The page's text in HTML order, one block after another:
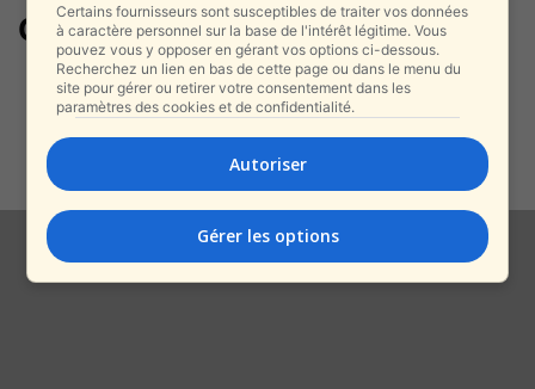
ChatGPT
Netanyahou tacle ChatGPT en
direct et défend l’intelligence
israélienne
alxprss_sab - 13 août 2025
Certains fournisseurs sont susceptibles de traiter vos données
à caractère personnel sur la base de l'intérêt légitime. Vous
pouvez vous y opposer en gérant vos options ci-dessous.
Recherchez un lien en bas de cette page ou dans le menu du
site pour gérer ou retirer votre consentement dans les
paramètres des cookies et de confidentialité.
Autoriser
Gérer les options